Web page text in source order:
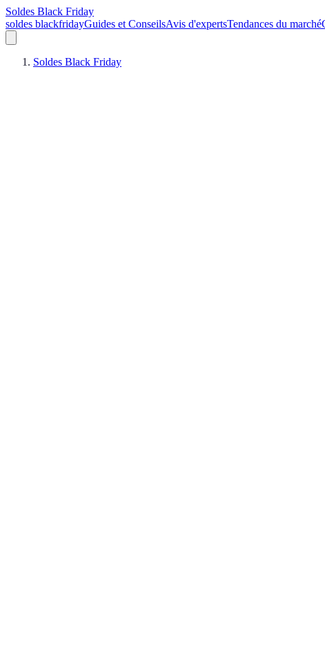
Soldes Black Friday
soldes blackfridayGuides et ConseilsAvis d'expertsTendances du marché
Soldes Black Friday